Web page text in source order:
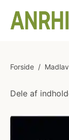
Forside /
Dele af